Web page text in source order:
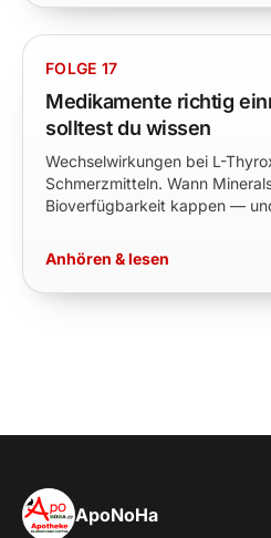
FOLGE 17
Medikamente richtig
solltest du wissen
Wechselwirkungen bei L-
Schmerzmitteln. Wann
Bioverfügbarkeit kappen —
Anhören & lesen
ApoNoHa